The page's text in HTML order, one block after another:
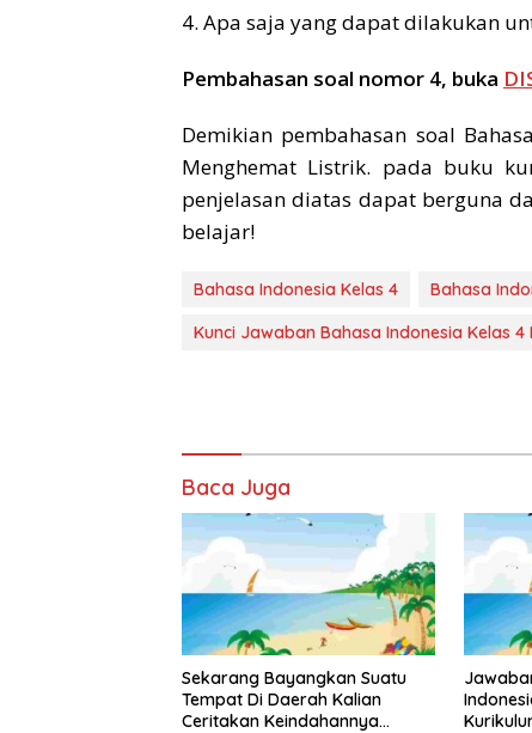
4. Apa saja yang dapat dilakukan
Pembahasan soal nomor 4, buka
Demikian pembahasan soal
Menghemat Listrik. pada buku
penjelasan diatas dapat berguna
belajar!
Bahasa Indonesia Kelas 4
Bahasa
Kunci Jawaban Bahasa Indonesia Kelas 4
Baca Juga
Sekarang Bayangkan Suatu
Tempat Di Daerah Kalian
Ceritakan Keindahannya